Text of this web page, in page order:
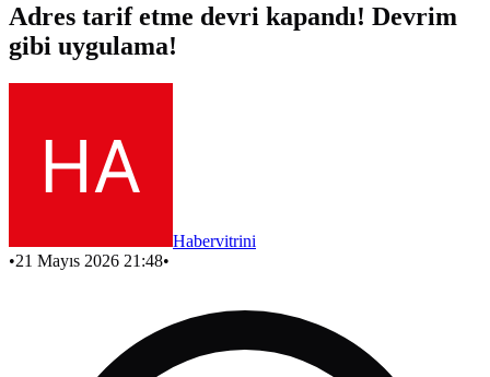
Adres tarif etme devri kapandı! Devrim
gibi uygulama!
Habervitrini
•21 Mayıs 2026 21:48•